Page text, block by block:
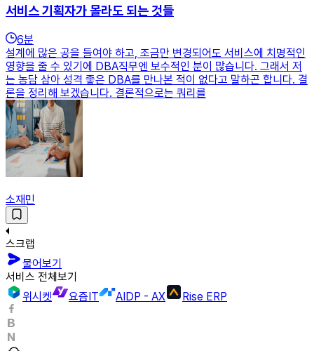
서비스 기획자가 몰라도 되는 것들
6분
설계에 많은 공을 들여야 하고, 조금만 변경되어도 서비스에 치명적인
영향을 줄 수 있기에 DBA직무엔 보수적인 분이 많습니다. 그래서 저
는 농담 삼아 성격 좋은 DBA를 만나본 적이 없다고 말하곤 합니다. 결
론을 정리해 보겠습니다. 결론적으로는 쿼리를
소재민
스크랩
물어보기
서비스 전체보기
위시켓
요즘IT AIDP - AX Rise ERP